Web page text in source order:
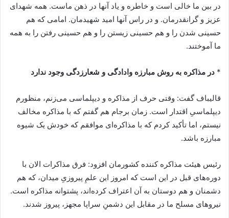
در بین ما خالی است و خاطره و یاد آنها در ذهن ماست. همه شهدای
عزیز و گرانقدرمان. و در راس آنها امید شهیدمان. امامی که هم
حسینی شدن را و هم حسینی زیستن را و هم حسینی رفتن را به همه
ما آموختند.
* در مذاکره‌ به روش مبارزه وادادگی و شعارزدگی وجود ندارد
قالیباف گفت: وقتی حرف از مذاکره و دیپلماسی می‌زنم، منظورم
دیپلماسیِ اقتدار است. زمان برجام هم گفتم که با مذاکره مخالف
نیستم، اما تأکید کردم که با مذاکره‌ای موافقم که خودش یک شیوه
مبارزه باشد.
رئیس هیئت مذاکره کننده کشورمان افزود: فرق مذاکرات الان با
دوره‌های قبل در این است که امروز این علمِ پیروزیِ میدان، که هم
دشمنان و هم دوستان به آن اعتراف کرده‌اند، پشتوانه مذاکره است.
نیروهای مسلح ما در مقابل این دشمنِ سراپا مجهز، پیروز شدند.